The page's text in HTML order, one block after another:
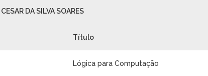
DA SILVA SOARES
Título
Lógica para Computação